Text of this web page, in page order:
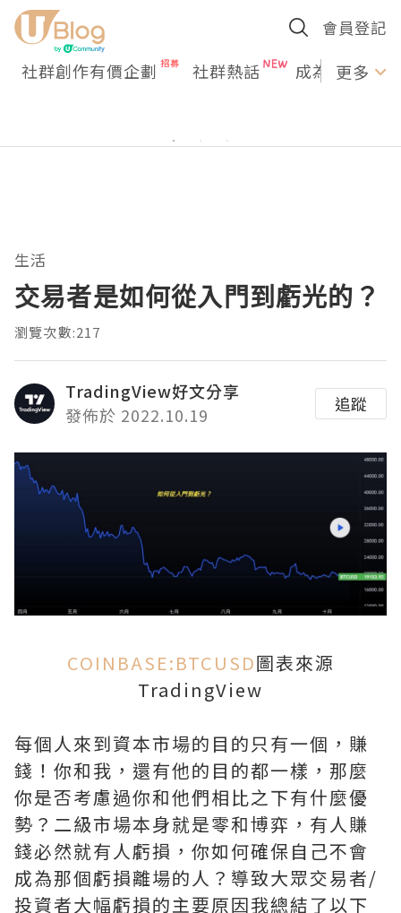
會員登記
社群創作有價企劃 社群熱話 成為U更多
生活
交易者是如何從入門到虧光的？
瀏覽次數:217
TradingView好文分享
發佈於 2022.10.19
追蹤
COINBASE:BTCUSD圖表來源
TradingView
每個人來到資本市場的目的只有一個，賺
錢！你和我，還有他的目的都一樣，那麼
你是否考慮過你和他們相比之下有什麼優
勢？二級市場本身就是零和博弈，有人賺
錢必然就有人虧損，你如何確保自己不會
成為那個虧損離場的人？導致大眾交易者/
投資者大幅虧損的主要原因我總結了以下